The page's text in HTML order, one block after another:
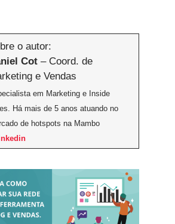
o autor:
Cot– Coord. de
e Vendas
em Marketing e Inside
Há mais de 5 anos atuando no
de hotspots na Mambo